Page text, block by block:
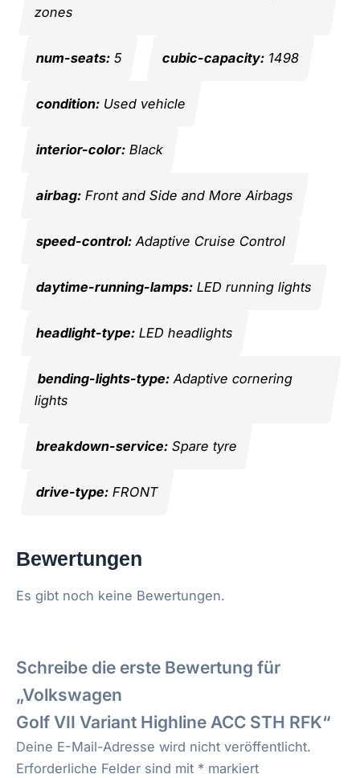
zones
num-seats:5 cubic-capacity:1498
condition:Used vehicle
interior-color:Black
airbag:Front and Side and More Airbags
speed-control:Adaptive Cruise Control
daytime-running-lamps:LED running lights
headlight-type:LED headlights
bending-lights-type:Adaptive cornering
lights
breakdown-service:Spare tyre
drive-type:FRONT
Bewertungen
Es gibt noch keine Bewertungen.
Schreibe die erste Bewertung für
„Volkswagen
Golf VII Variant Highline ACC STH RFK“
Deine E-Mail-Adresse wird nicht veröffentlicht.
Erforderliche Felder sind mit * markiert